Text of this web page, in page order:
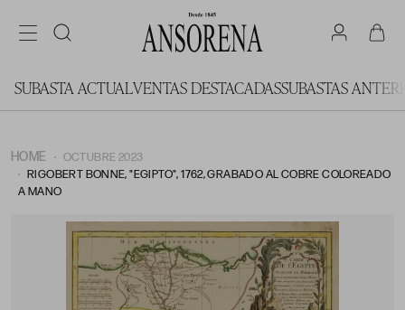
SUBASTA ACTUALVENTAS DESTACADASSUBASTAS
HOME
OCTUBRE 2023
RIGOBERT BONNE, "EGIPTO", 1762, GRABADO AL COBRE COLOREADO
A MANO